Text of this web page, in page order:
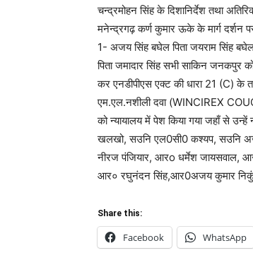
चन्द्रमोहन सिंह के दिशानिर्देश तथा
मनेन्द्रगढ़ कर्ण कुमार ऊके के मार्ग दर्शन
1- अजय सिंह बघेल पिता जयराम सिंह बघेल
पिता जमादार सिंह सभी साकिन जनकपुर
कर एनडीपीएस एक्ट की धारा 21 (C) के
एम.एल.नशीली दवा (WINCIREX
को न्यायालय में पेश किया गया जहाँ से उन्हें
खलखो, सउनि एल0सी0 कश्यप, सउनि अजय
नीरज पंजियार, आरo धर्मेश जायसवाल,
आर० रघुनंदन सिंह,आर0अजय कुमार निकुंज
Share this:
Facebook WhatsApp